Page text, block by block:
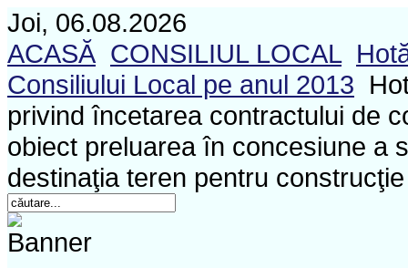
Joi, 06.08.2026
ACASĂ CONSILIUL LOCAL
Consiliului Local pe anul 2013
privind încetarea contractului de
obiect preluarea în concesiune a
destinaţia teren pentru